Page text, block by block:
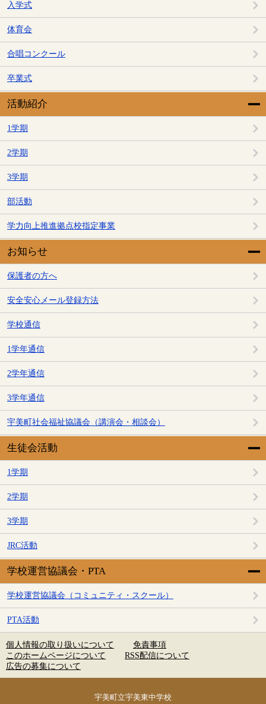
入学式
体育会
合唱コンクール
卒業式
活動紹介
1学期
2学期
3学期
部活動
学力向上推進拠点校指定事業
お知らせ
保護者の方へ
安全安心メール登録方法
学校通信
1学年通信
2学年通信
3学年通信
宇美町社会福祉協議会（講演会・相談会）
生徒会活動
1学期
2学期
3学期
JRC活動
学校運営協議会・PTA
学校運営協議会（コミュニティ・スクール）
PTA活動
個人情報の取り扱いについて
免責事項
このホームページについて
RSS配信について
広告の募集について
宇美町立宇美東中学校